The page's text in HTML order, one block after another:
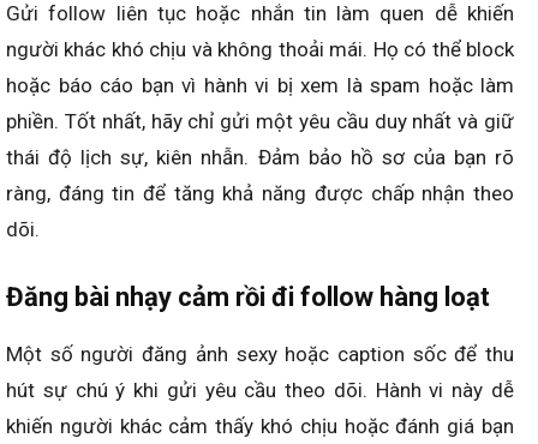
Gửi follow liên tục hoặc nhắn tin làm quen dễ khiến
người khác khó chịu và không thoải mái. Họ có thể block
hoặc báo cáo bạn vì hành vi bị xem là spam hoặc làm
phiền. Tốt nhất, hãy chỉ gửi một yêu cầu duy nhất và giữ
thái độ lịch sự, kiên nhẫn. Đảm bảo hồ sơ của bạn rõ
ràng, đáng tin để tăng khả năng được chấp nhận theo
dõi.
Đăng bài nhạy cảm rồi đi follow hàng loạt
Một số người đăng ảnh sexy hoặc caption sốc để thu
hút sự chú ý khi gửi yêu cầu theo dõi. Hành vi này dễ
khiến người khác cảm thấy khó chịu hoặc đánh giá bạn